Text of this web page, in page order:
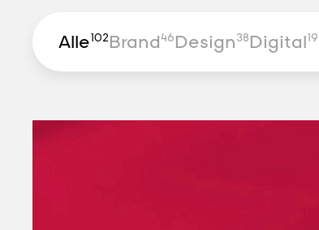
Alle102Brand46Design38Digital19